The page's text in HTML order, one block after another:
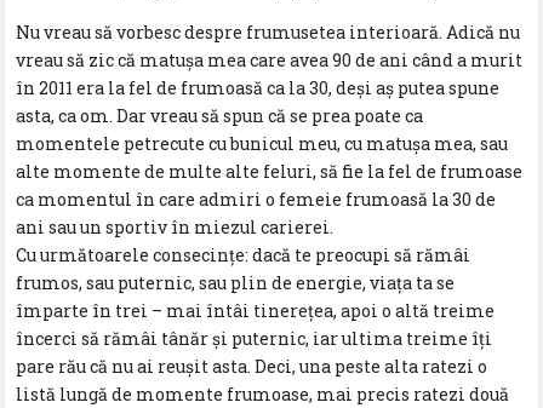
Nu vreau să vorbesc despre frumusetea interioară. Adică nu
vreau să zic că matușa mea care avea 90 de ani când a murit
în 2011 era la fel de frumoasă ca la 30, deși aș putea spune
asta, ca om. Dar vreau să spun că se prea poate ca
momentele petrecute cu bunicul meu, cu matușa mea, sau
alte momente de multe alte feluri, să fie la fel de frumoase
ca momentul în care admiri o femeie frumoasă la 30 de
ani sau un sportiv în miezul carierei.
Cu următoarele consecinţe: dacă te preocupi să rămâi
frumos, sau puternic, sau plin de energie, viaţa ta se
împarte în trei – mai întâi tinereţea, apoi o altă treime
încerci să rămâi tânăr și puternic, iar ultima treime îţi
pare rău că nu ai reușit asta. Deci, una peste alta ratezi o
listă lungă de momente frumoase, mai precis ratezi două